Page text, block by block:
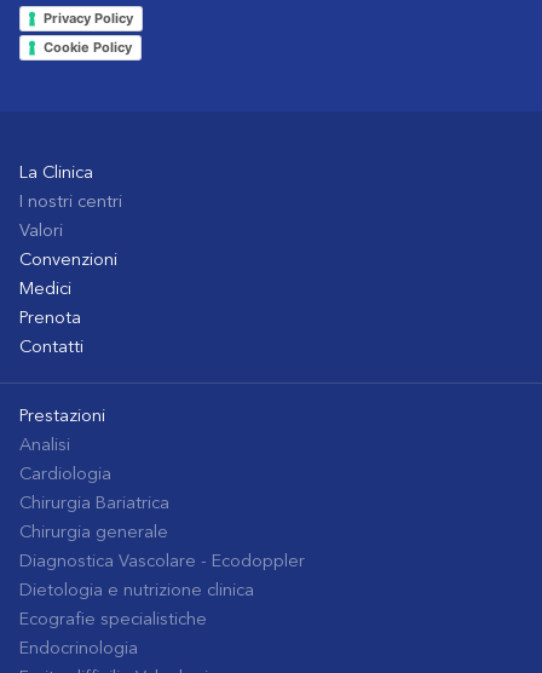
Privacy Policy
Cookie Policy
La Clinica
I nostri centri
Valori
Convenzioni
Medici
Prenota
Contatti
Prestazioni
Analisi
Cardiologia
Chirurgia Bariatrica
Chirurgia generale
Diagnostica Vascolare - Ecodoppler
Dietologia e nutrizione clinica
Ecografie specialistiche
Endocrinologia